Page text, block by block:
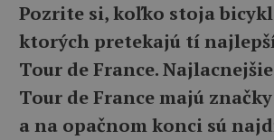
Pozrite si, koľko stoja
ktorých pretekajú tí
Tour de France.
Tour de France majú značky
a na opačnom konci sú